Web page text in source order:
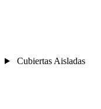
Cubiertas Aisladas